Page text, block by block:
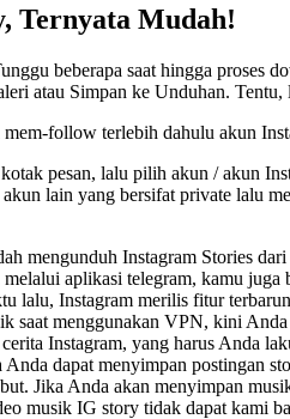
Ternyata Mudah!
beberapa saat hingga proses
atau Simpan ke Unduhan.
follow terlebih dahulu akun
pesan, lalu pilih akun / akun
lain yang bersifat private lalu
mengunduh Instagram Stories
aplikasi telegram, kamu
lalu, Instagram merilis fitur
saat menggunakan VPN, kini
Instagram, yang harus Anda
dapat menyimpan
Jika Anda akan menyimpan
musik IG story tidak dapat kami